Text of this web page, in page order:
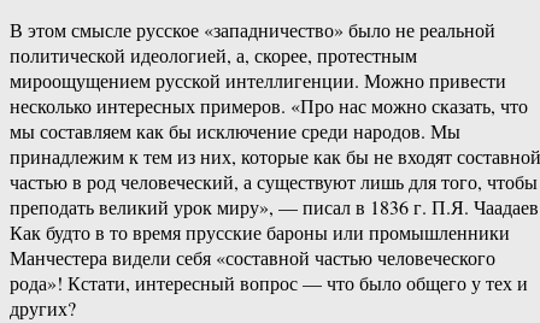
В этом смысле русское «западничество» было не реальной
политической идеологией, а, скорее, протестным
мироощущением русской интеллигенции. Можно привести
несколько интересных примеров. «Про нас можно сказать, что
мы составляем как бы исключение среди народов. Мы
принадлежим к тем из них, которые как бы не входят составной
частью в род человеческий, а существуют лишь для того, чтобы
преподать великий урок миру», — писал в 1836 г. П.Я.
Как будто в то время прусские бароны или промышленники
Манчестера видели себя «составной частью человеческого
рода»! Кстати, интересный вопрос — что было общего у тех и
других?